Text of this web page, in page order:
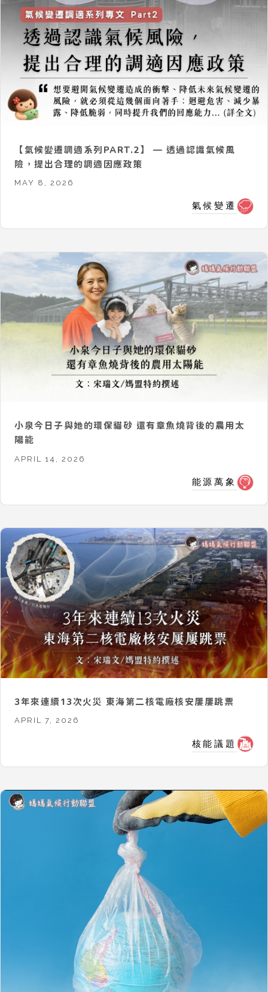
【氣候變遷調適系列PART.2】 — 透過認識氣候風
險，提出合理的調適因應政策
MAY 8, 2026
氣候變遷
小泉今日子與她的環保貓砂 還有章魚燒背後的農用太
陽能
APRIL 14, 2026
能源萬象
3年來連續13次火災 東海第二核電廠核安屢屢跳票
APRIL 7, 2026
核能議題